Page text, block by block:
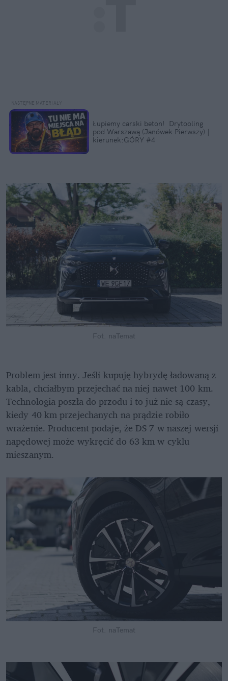
Łupiemy carski beton!  Drytooling
pod Warszawą (Janówek Pierwszy) |
kierunek:GÓRY #4
Fot. naTemat
Problem jest inny. Jeśli kupuję hybrydę ładowaną z
kabla, chciałbym przejechać na niej nawet 100 km.
Technologia poszła do przodu i to już nie są czasy,
kiedy 40 km przejechanych na prądzie robiło
wrażenie. Producent podaje, że DS 7 w naszej wersji
napędowej może wykręcić do 63 km w cyklu
mieszanym.
Fot. naTemat